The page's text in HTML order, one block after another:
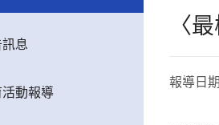
息
動報導
〈
報導日